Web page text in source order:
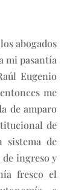
abogados
mi pasantía
Eugenio
me
de amparo
de
sistema de
ingreso y
fresco el